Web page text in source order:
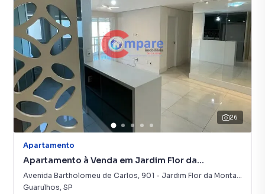
26
Apartamento
Apartamento à Venda em Jardim Flor da
Montanha
Avenida Bartholomeu de Carlos, 901 - Jardim Flor da Montanha
Guarulhos, SP